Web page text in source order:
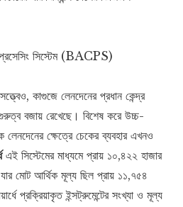
সিস্টেম (BACPS)
কাগুজে লেনদেনের প্রধান কেন্দ্র
বজায় রেখেছে। বিশেষ করে উচ্চ-
লেনদেনের ক্ষেত্রে চেকের ব্যবহার এখনও
এই সিস্টেমের মাধ্যমে প্রায় ১০,৪২২ হাজার
যার মোট আর্থিক মূল্য ছিল প্রায় ১১,৭৫৪
প্রক্রিয়াকৃত ইন্সট্রুমেন্টের সংখ্যা ও মূল্য